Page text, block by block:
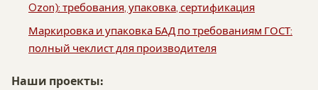
Ozon): требования, упаковка, сертификация
Маркировка и упаковка БАД по требованиям ГОСТ:
полный чеклист для производителя
Наши проекты: